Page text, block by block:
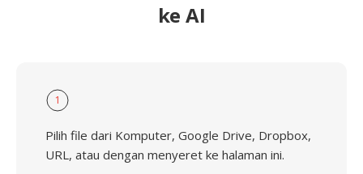
ke AI
1
Pilih file dari Komputer, Google Drive, Dropbox,
URL, atau dengan menyeret ke halaman ini.